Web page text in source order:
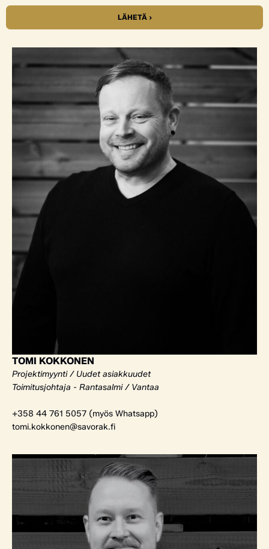
LÄHETÄ ›
TOMI KOKKONEN
Projektimyynti / Uudet asiakkuudet
Toimitusjohtaja - Rantasalmi / Vantaa
+358 44 761 5057 (myös Whatsapp)
tomi.kokkonen@savorak.fi